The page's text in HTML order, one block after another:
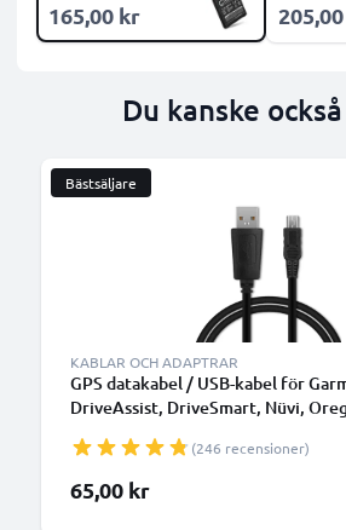
165,00 kr
Du kanske
Bästsäljare
KABLAR OCH ADAPTRAR
GPS datakabel / USB-kabel för
DriveAssist, DriveSmart, Nüvi,
svart överföringskabel(246 recensioner)
65,00 kr